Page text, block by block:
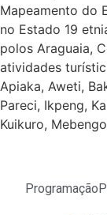
Mapeamento do
no Estado 19
polos Araguaia,
atividades
Apiaka, Aweti,
Pareci, Ikpeng,
Kuikuro,
Programação